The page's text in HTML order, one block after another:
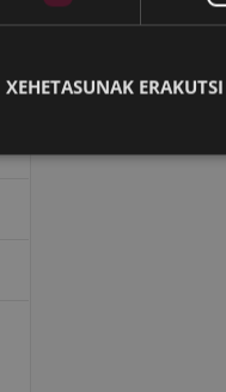
XEHETASUNAK ERAKUTSI